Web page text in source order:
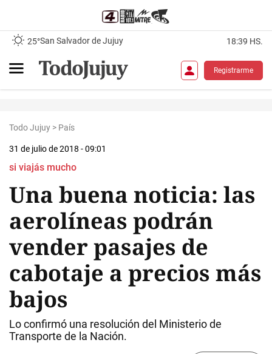
25°San Salvador de Jujuy 18:39 HS.
Registrarme
Todo Jujuy > País
31 de julio de 2018 - 09:01
si viajás mucho
Una buena noticia: las
aerolíneas podrán
vender pasajes de
cabotaje a precios más
bajos
Lo confirmó una resolución del Ministerio de
Transporte de la Nación.